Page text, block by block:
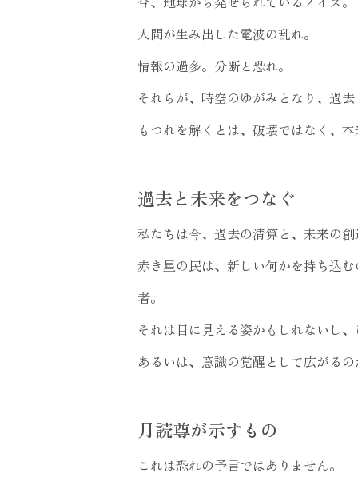
人間が生み出した電波の乱れ。
情報の過多。分断と恐れ。
それらが、時空のゆがみとなり、過
もつれを解くとは、破壊ではなく、
過去と未来をつなぐ
私たちは今、過去の清算と、未来の
赤き星の民は、新しい何かを持ち込
者。
それは目に見える姿かもしれないし
あるいは、意識の覚醒として広がる
月読尊が示すもの
これは恐れの予言ではありません。